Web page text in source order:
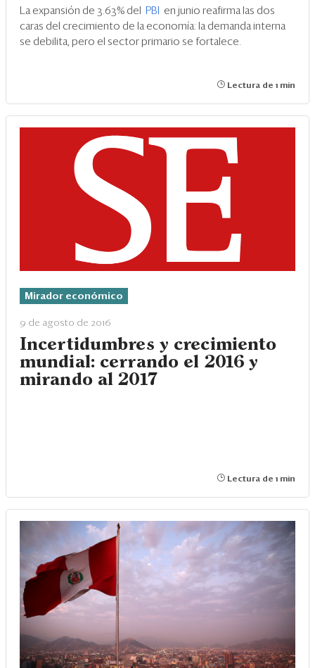
La expansión de 3.63% del PBI
en junio reafirma las dos
caras del crecimiento de la economía: la demanda interna
se debilita, pero el sector primario se fortalece.
Lectura de 1 min
Mirador económico
9 de agosto de 2016
Incertidumbres y crecimiento
mundial: cerrando el 2016 y
mirando al 2017
Lectura de 1 min